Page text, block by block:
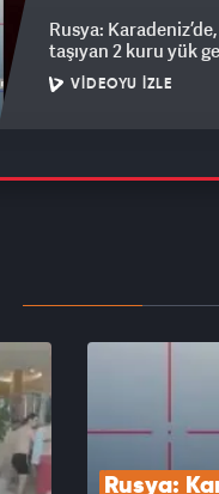
Rusya:
taşıyan 2 kuru yük
VIDEOYU İZLE
Rusya: